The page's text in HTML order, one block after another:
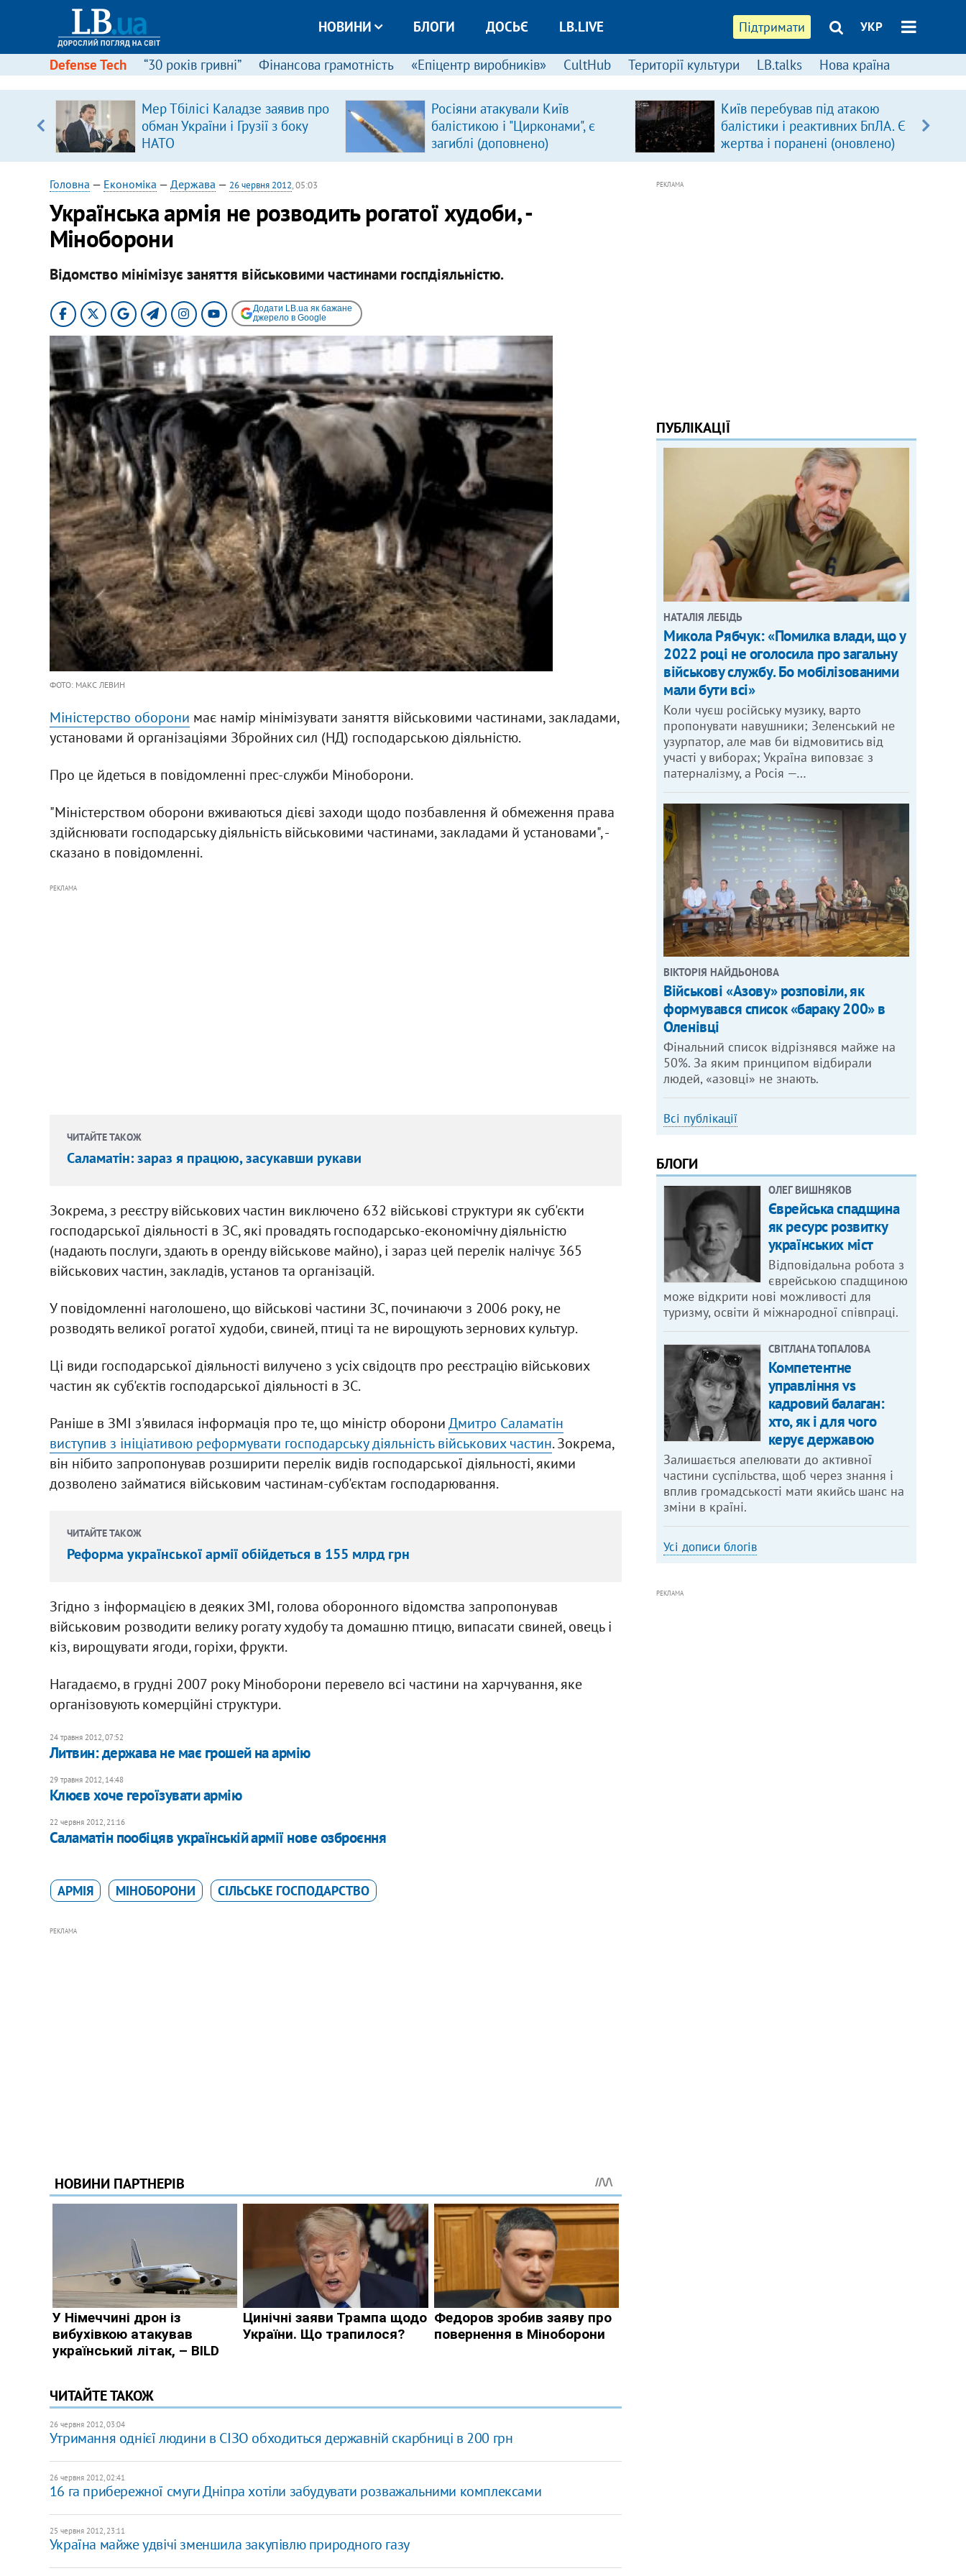
Підтримати УКР
НОВИНИ БЛОГИ ДОСЬЄ LB.LIVE
Defense Tech “30 років гривні” Фінансова грамотність «Епіцентр виробників» CultHub Території культури LB.talks Нова країна
Мер Тбілісі Каладзе заявив про
обман України і Грузії з боку
НАТО
Росіяни атакували Київ
балістикою і "Цирконами", є
загиблі (доповнено)
Київ перебував під атакою
балістики і реактивних БпЛА. Є
жертва і поранені (оновлено)
Головна — Економіка — Держава — 26 червня 2012, 05:03
Українська армія не розводить рогатої худоби, -
Міноборони
Відомство мінімізує заняття військовими частинами госпдіяльністю.
Додати LB.ua як бажане
джерело в Google
ФОТО: МАКС ЛЕВИН
Міністерство оборони має намір мінімізувати заняття військовими частинами, закладами,
установами й організаціями Збройних сил (НД) господарською діяльністю.
Про це йдеться в повідомленні прес-служби Міноборони.
"Міністерством оборони вживаються дієві заходи щодо позбавлення й обмеження права
здійснювати господарську діяльність військовими частинами, закладами й установами", -
сказано в повідомленні.
РЕКЛАМА
ЧИТАЙТЕ ТАКОЖ
Саламатін: зараз я працюю, засукавши рукави
Зокрема, з реєстру військових частин виключено 632 військові структури як суб'єкти
господарської діяльності в ЗС, які провадять господарсько-економічну діяльністю
(надають послуги, здають в оренду військове майно), і зараз цей перелік налічує 365
військових частин, закладів, установ та організацій.
У повідомленні наголошено, що військові частини ЗС, починаючи з 2006 року, не
розводять великої рогатої худоби, свиней, птиці та не вирощують зернових культур.
Ці види господарської діяльності вилучено з усіх свідоцтв про реєстрацію військових
частин як суб'єктів господарської діяльності в ЗС.
Раніше в ЗМІ з'явилася інформація про те, що міністр оборониДмитро Саламатін
виступив з ініціативою реформувати господарську діяльність військових частин. Зокрема,
він нібито запропонував розширити перелік видів господарської діяльності, якими
дозволено займатися військовим частинам-суб'єктам господарювання.
ЧИТАЙТЕ ТАКОЖ
Реформа української армії обійдеться в 155 млрд грн
Згідно з інформацією в деяких ЗМІ, голова оборонного відомства запропонував
військовим розводити велику рогату худобу та домашню птицю, випасати свиней, овець і
кіз, вирощувати ягоди, горіхи, фрукти.
Нагадаємо, в грудні 2007 року Міноборони перевело всі частини на харчування, яке
організовують комерційні структури.
24 травня 2012, 07:52
Литвин: держава не має грошей на армію
29 травня 2012, 14:48
Клюєв хоче героїзувати армію
22 червня 2012, 21:16
Саламатін пообіцяв українській армії нове озброєння
АРМІЯ МІНОБОРОНИ СІЛЬСЬКЕ ГОСПОДАРСТВО
РЕКЛАМА
ЧИТАЙТЕ ТАКОЖ
26 червня 2012, 03:04
Утримання однієї людини в СІЗО обходиться державній скарбниці в 200 грн
26 червня 2012, 02:41
16 га прибережної смуги Дніпра хотіли забудувати розважальними комплексами
25 червня 2012, 23:11
Україна майже удвічі зменшила закупівлю природного газу
РЕКЛАМА
ПУБЛІКАЦІЇ
НАТАЛІЯ ЛЕБІДЬ
Микола Рябчук: «Помилка влади, що у
2022 році не оголосила про загальну
військову службу. Бо мобілізованими
мали бути всі»
Коли чуєш російську музику, варто
пропонувати навушники; Зеленський не
узурпатор, але мав би відмовитись від
участі у виборах; Україна виповзає з
патерналізму, а Росія —…
ВІКТОРІЯ НАЙДЬОНОВА
Військові «Азову» розповіли, як
формувався список «бараку 200» в
Оленівці
Фінальний список відрізнявся майже на
50%. За яким принципом відбирали
людей, «азовці» не знають.
Всі публікації
БЛОГИ
ОЛЕГ ВИШНЯКОВ
Єврейська спадщина
як ресурс розвитку
українських міст
Відповідальна робота з
єврейською спадщиною
може відкрити нові можливості для
туризму, освіти й міжнародної співпраці.
СВІТЛАНА ТОПАЛОВА
Компетентне
управління vs
кадровий балаган:
хто, як і для чого
керує державою
Залишається апелювати до активної
частини суспільства, щоб через знання і
вплив громадськості мати якийсь шанс на
зміни в країні.
Усі дописи блогів
РЕКЛАМА